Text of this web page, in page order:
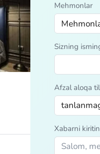
Mehmonlar
Sizning
Afzal aloqa
Xabarni